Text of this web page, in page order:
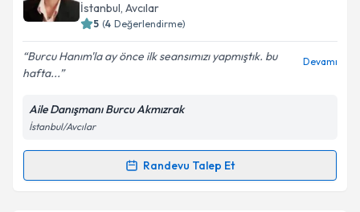
için bir takvim hazırlandığında e-posta ile
bilgilendireceğiz.
E-posta Adresiniz
Kişisel verilerimin işlenmesine ilişkin
Metni'ni okudum ve kişisel verilerimin belirtilen
kapsamda işlenmesini kabul ediyorum.
İstanbul, Avcılar
5 (4 Değerlendirme)
Burcu Hanım'la ay önce ilk seansımızı yapmıştık. bu
hafta...
Devamı
Aile Danışmanı Burcu Akmızrak
İstanbul/Avcılar
Randevu Talep Et
Randevu Takvimi Talebi